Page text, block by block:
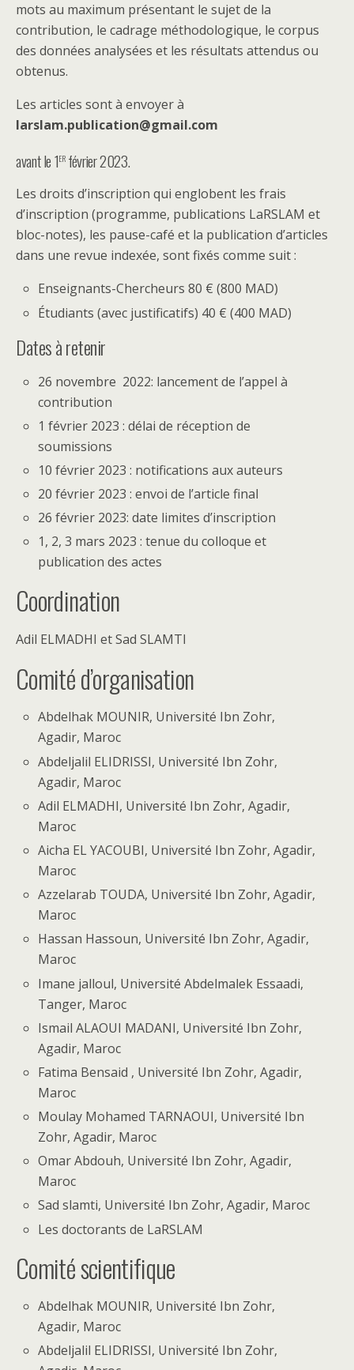
mots au maximum présentant le sujet de la
contribution, le cadrage méthodologique, le corpus
des données analysées et les résultats attendus ou
obtenus.
Les articles sont à envoyer à
larslam.publication@gmail.com
avant le 1erfévrier 2023.
Les droits d’inscription qui englobent les frais
d’inscription (programme, publications LaRSLAM et
bloc-notes), les pause-café et la publication d’articles
dans une revue indexée, sont fixés comme suit :
Enseignants-Chercheurs 80 € (800 MAD)
Étudiants (avec justificatifs) 40 € (400 MAD)
Dates à retenir
26 novembre 2022: lancement de l’appel à
contribution
1 février 2023 : délai de réception de
soumissions
10 février 2023 : notifications aux auteurs
20 février 2023 : envoi de l’article final
26 février 2023: date limites d’inscription
1, 2, 3 mars 2023 : tenue du colloque et
publication des actes
Coordination
Adil ELMADHI et Sad SLAMTI
Comité d’organisation
Abdelhak MOUNIR, Université Ibn Zohr,
Agadir, Maroc
Abdeljalil ELIDRISSI, Université Ibn Zohr,
Agadir, Maroc
Adil ELMADHI, Université Ibn Zohr, Agadir,
Maroc
Aicha EL YACOUBI, Université Ibn Zohr, Agadir,
Maroc
Azzelarab TOUDA, Université Ibn Zohr, Agadir,
Maroc
Hassan Hassoun, Université Ibn Zohr, Agadir,
Maroc
Imane jalloul, Université Abdelmalek Essaadi,
Tanger, Maroc
Ismail ALAOUI MADANI, Université Ibn Zohr,
Agadir, Maroc
Fatima Bensaid , Université Ibn Zohr, Agadir,
Maroc
Moulay Mohamed TARNAOUI, Université Ibn
Zohr, Agadir, Maroc
Omar Abdouh, Université Ibn Zohr, Agadir,
Maroc
Sad slamti, Université Ibn Zohr, Agadir, Maroc
Les doctorants de LaRSLAM
Comité scientifique
Abdelhak MOUNIR, Université Ibn Zohr,
Agadir, Maroc
Abdeljalil ELIDRISSI, Université Ibn Zohr,